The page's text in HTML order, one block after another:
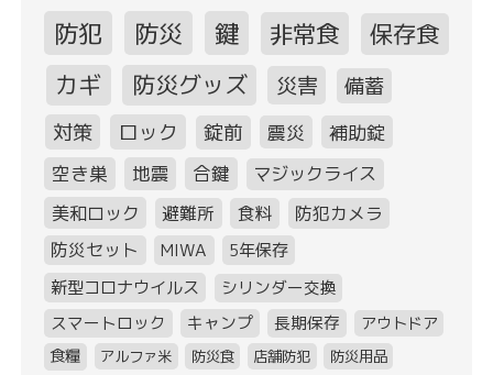
防犯 防災 鍵 非常食
保存食
カギ
防災グッズ 災害
備蓄
対策
ロック 錠前 震災
補助錠
空き巣
地震 合鍵
マジックライス
美和ロック
避難所 食料
防犯カメラ
防災セット
MIWA
5年保存
新型コロナウイルス
シリンダー交換
スマートロック
キャンプ 長期保存
アウトドア
食糧
アルファ米 防災食 店舗防犯 防災用品